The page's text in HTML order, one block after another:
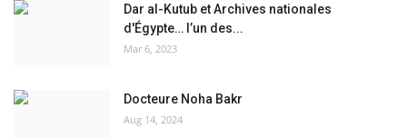
Dar al-Kutub et Archives nationales
d'Égypte… l’un des...
Mar 6, 2023
Docteure Noha Bakr
Aug 14, 2024